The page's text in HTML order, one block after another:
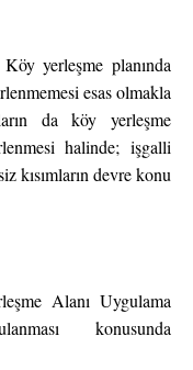
yerleşme planında
esas olmakla
da köy yerleşme
halinde; işgalli
kısımların devre konu
Alanı Uygulama
konusunda